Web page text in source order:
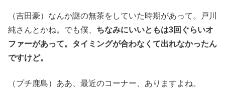
（吉田豪）なんか謎の無茶をしていた時期があって。戸川
純さんとかね。でも僕、 ちなみにいいともは3回ぐらいオ
ファーがあって。タイミングが合わなくて出れなかったん
ですけど。
（プチ鹿島）ああ、最近のコーナー、ありますよね。